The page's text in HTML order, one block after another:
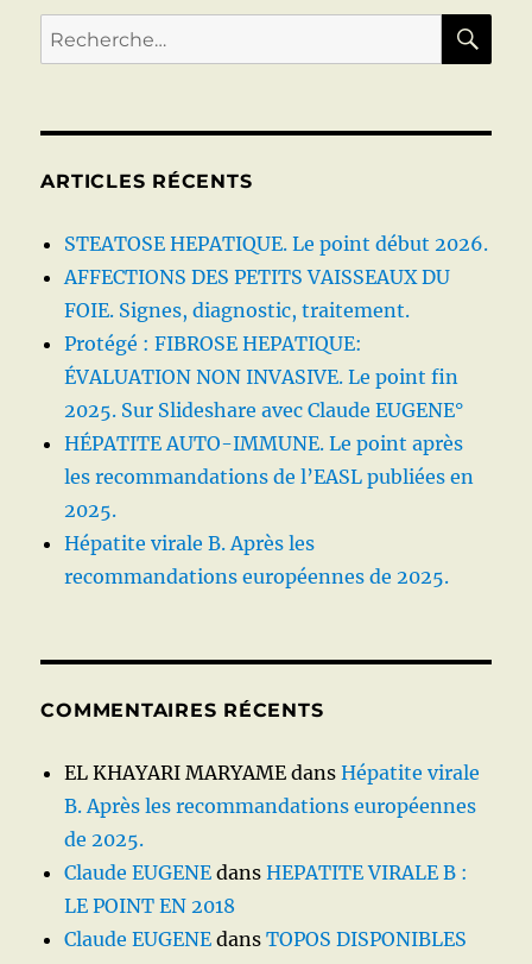
COMPLEMENTS
Recherche
pour :
ARTICLES RÉCENTS
STEATOSE HEPATIQUE. Le point début 2026.
AFFECTIONS DES PETITS VAISSEAUX DU
FOIE. Signes, diagnostic, traitement.
Protégé : FIBROSE HEPATIQUE:
ÉVALUATION NON INVASIVE. Le point fin
2025. Sur Slideshare avec Claude EUGENE°
HÉPATITE AUTO-IMMUNE. Le point après
les recommandations de l’EASL publiées en
2025.
Hépatite virale B. Après les
recommandations européennes de 2025.
COMMENTAIRES RÉCENTS
EL KHAYARI MARYAME dansHépatite virale
B. Après les recommandations européennes
de 2025.
Claude EUGENE dansHEPATITE VIRALE B :
LE POINT EN 2018
Claude EUGENE dansTOPOS DISPONIBLES